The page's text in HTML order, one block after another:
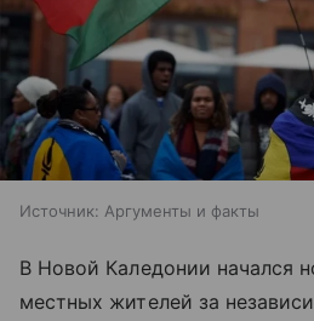
Источник: Аргументы и факты
В Новой Каледонии начался
местных жителей за